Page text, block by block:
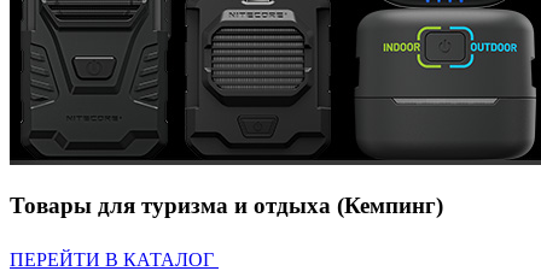
Товары для туризма и отдыха (Кемпинг)
ПЕРЕЙТИ В КАТАЛОГ